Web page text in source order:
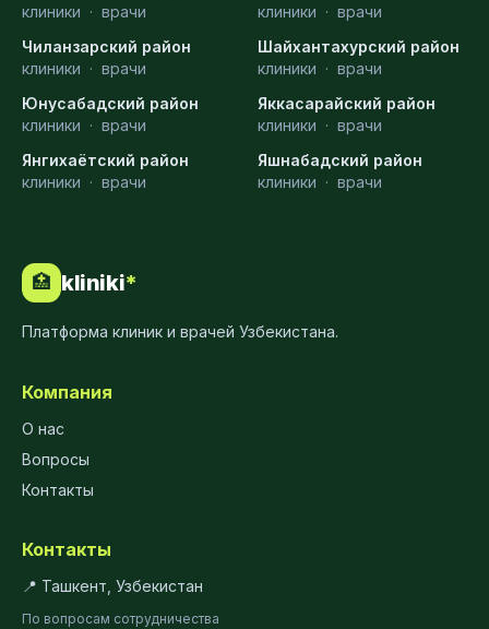
клиники · врачи
клиники · врачи
Чиланзарский район
клиники · врачи
Шайхантахурский район
клиники · врачи
Юнусабадский район
клиники · врачи
Яккасарайский район
клиники · врачи
Янгихаётский район
клиники · врачи
Яшнабадский район
клиники · врачи
🏥 kliniki*
Платформа клиник и врачей Узбекистана.
Компания
О нас
Вопросы
Контакты
Контакты
📍 Ташкент, Узбекистан
По вопросам сотрудничества